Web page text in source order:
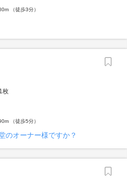
（徒歩3分）
1枚
（徒歩5分）
のオーナー様ですか？